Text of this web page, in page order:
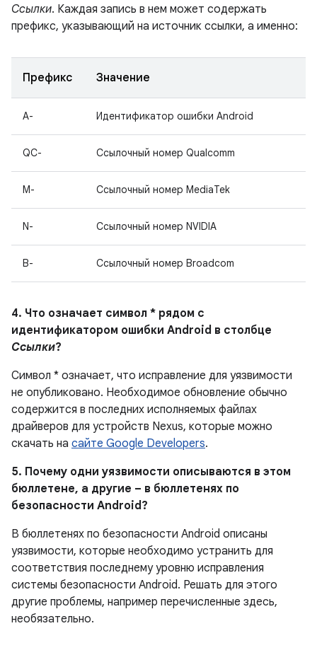
Ссылки. Каждая запись в нем может содержать
префикс, указывающий на источник ссылки, а именно:
Префикс Значение
A- Идентификатор ошибки Android
QC- Ссылочный номер Qualcomm
M- Ссылочный номер MediaTek
N- Ссылочный номер NVIDIA
B- Ссылочный номер Broadcom
4. Что означает символ * рядом с
идентификатором ошибки Android в столбце
Ссылки?
Символ * означает, что исправление для уязвимости
не опубликовано. Необходимое обновление обычно
содержится в последних исполняемых файлах
драйверов для устройств Nexus, которые можно
скачать на сайте Google Developers.
5. Почему одни уязвимости описываются в этом
бюллетене, а другие – в бюллетенях по
безопасности Android?
В бюллетенях по безопасности Android описаны
уязвимости, которые необходимо устранить для
соответствия последнему уровню исправления
системы безопасности Android. Решать для этого
другие проблемы, например перечисленные здесь,
необязательно.